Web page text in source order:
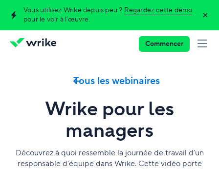
Vous utilisez Wrike depuis peu ? Regardez cette démo
pour le voir à l'œuvre.
Commencer
Tous les webinaires
Wrike pour les
managers
Découvrez à quoi ressemble la journée de travail d’un
responsable d'équipe dans Wrike. Cette vidéo porte